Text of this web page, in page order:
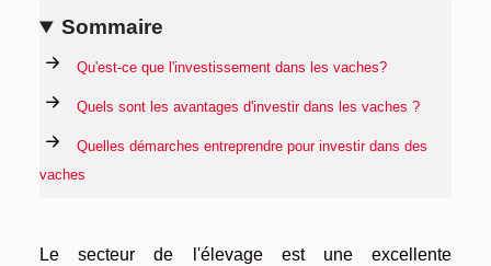
Sommaire
Qu'est-ce que l'investissement dans les vaches?
Quels sont les avantages d'investir dans les vaches ?
Quelles démarches entreprendre pour investir dans des
vaches
Le secteur de l'élevage est une excellente